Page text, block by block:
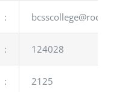
:
: 124028
: 2125